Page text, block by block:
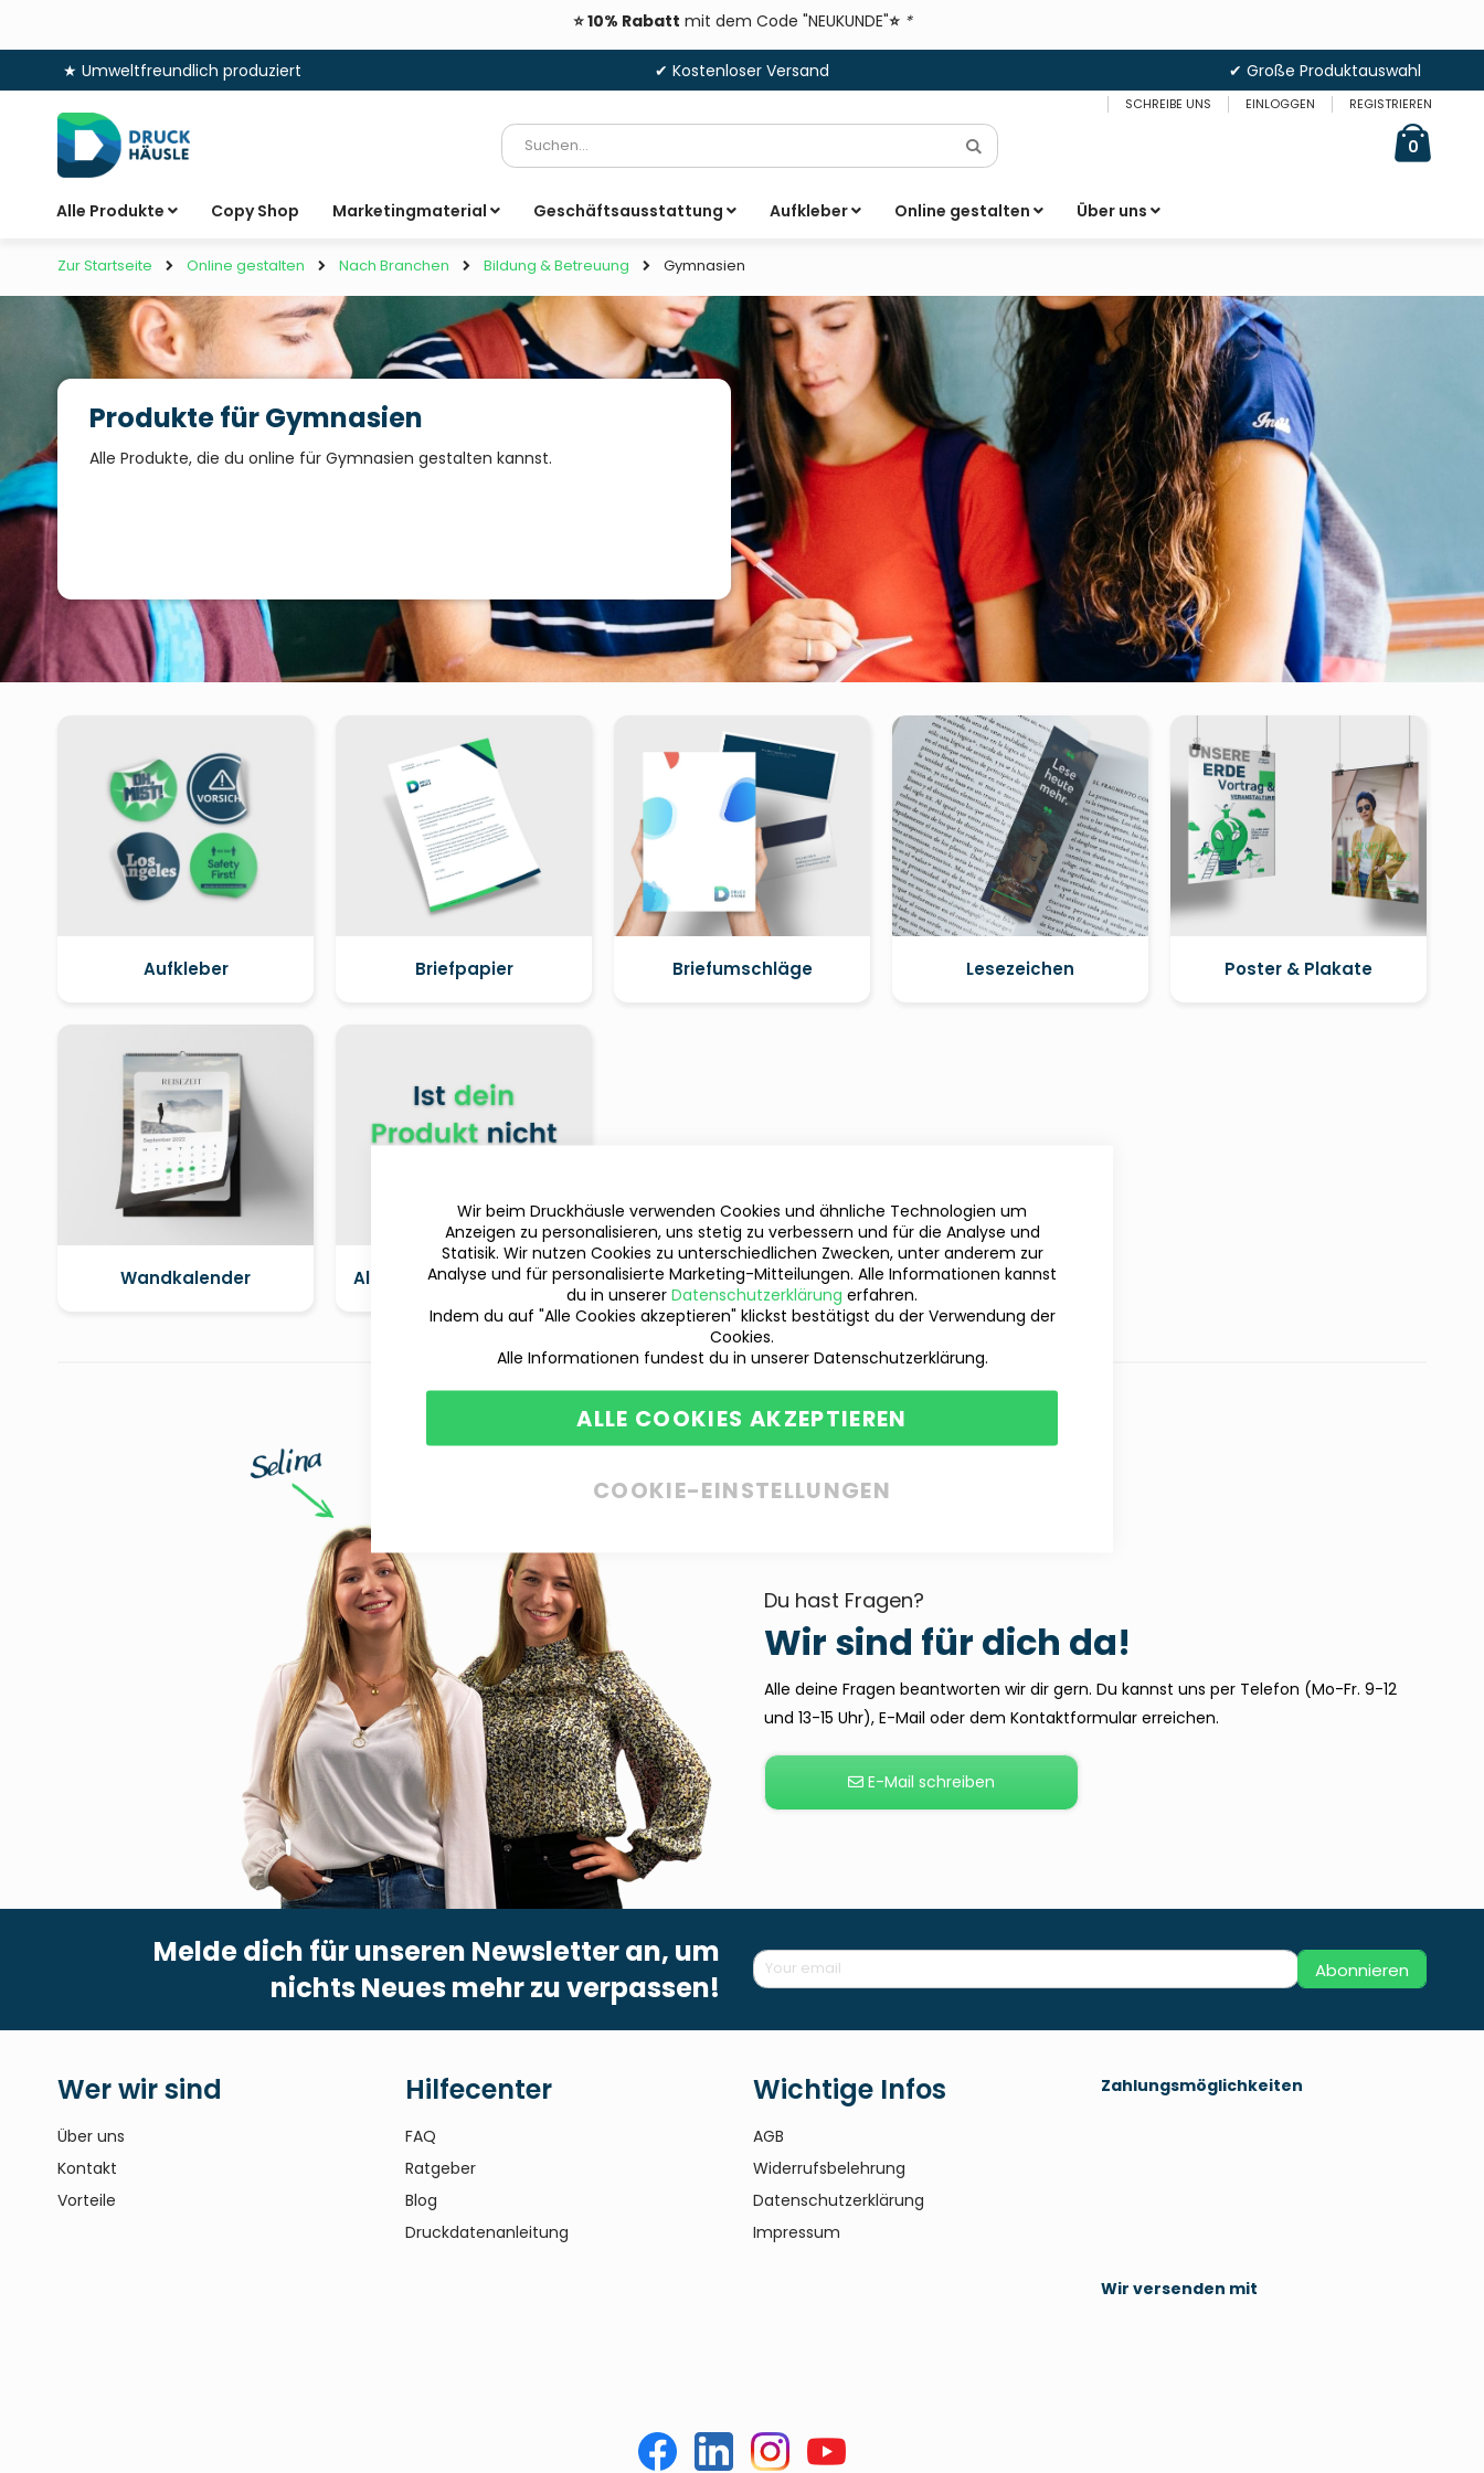
⭐ 10% Rabatt mit dem Code "NEUKUNDE"⭐ *
★ Umweltfreundlich produziert ✔ Kostenloser Versand
✔ Große Produktauswahl
Inhalt
springen
SCHREIBE UNS EINLOGGEN REGISTRIEREN
0items
Suche
Alle Produkte Copy Shop Marketingmaterial Geschäftsausstattung Aufkleber Online gestalten Über uns
Zur Startseite Online gestalten Nach Branchen Bildung & Betreuung Gymnasien
Produkte für Gymnasien
Alle Produkte, die du online für Gymnasien gestalten kannst.
Aufkleber Briefpapier Briefumschläge Lesezeichen Poster & Plakate
Wandkalender Alle Produkte anschauen
Du hast Fragen?
Wir sind für dich da!
Alle deine Fragen beantworten wir dir gern. Du kannst uns per Telefon (Mo-Fr. 9-12
und 13-15 Uhr), E-Mail oder dem Kontaktformular erreichen.
E-Mail schreiben
Melde dich für unseren Newsletter an, um
nichts Neues mehr zu verpassen!
Abonnieren
Wer wir sind
Über uns
Kontakt
Vorteile
Hilfecenter
FAQ
Ratgeber
Blog
Druckdatenanleitung
Wichtige Infos
AGB
Widerrufsbelehrung
Datenschutzerklärung
Impressum
Zahlungsmöglichkeiten
Wir versenden mit
Wir beim Druckhäusle verwenden Cookies und ähnliche Technologien um
Anzeigen zu personalisieren, uns stetig zu verbessern und für die Analyse und
Statisik. Wir nutzen Cookies zu unterschiedlichen Zwecken, unter anderem zur
Analyse und für personalisierte Marketing-Mitteilungen. Alle Informationen kannst
du in unserer Datenschutzerklärung erfahren.
Indem du auf "Alle Cookies akzeptieren" klickst bestätigst du der Verwendung der
Cookies.
Alle Informationen fundest du in unserer Datenschutzerklärung.
ALLE COOKIES AKZEPTIEREN
COOKIE-EINSTELLUNGEN